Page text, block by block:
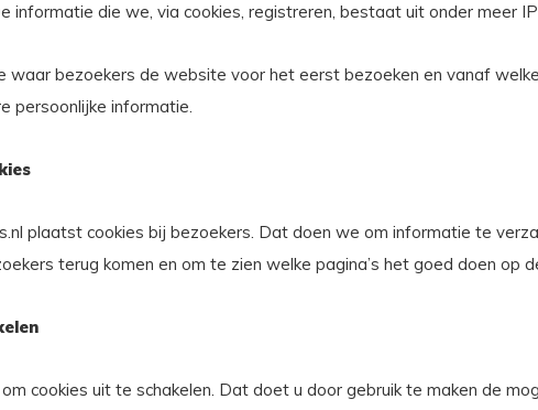
informatie die we, via cookies, registreren, bestaat uit onder meer
waar bezoekers de website voor het eerst bezoeken en vanaf
persoonlijke informatie.
plaatst cookies bij bezoekers. Dat doen we om informatie te
terug komen en om te zien welke pagina’s het goed doen
cookies uit te schakelen. Dat doet u door gebruik te maken de